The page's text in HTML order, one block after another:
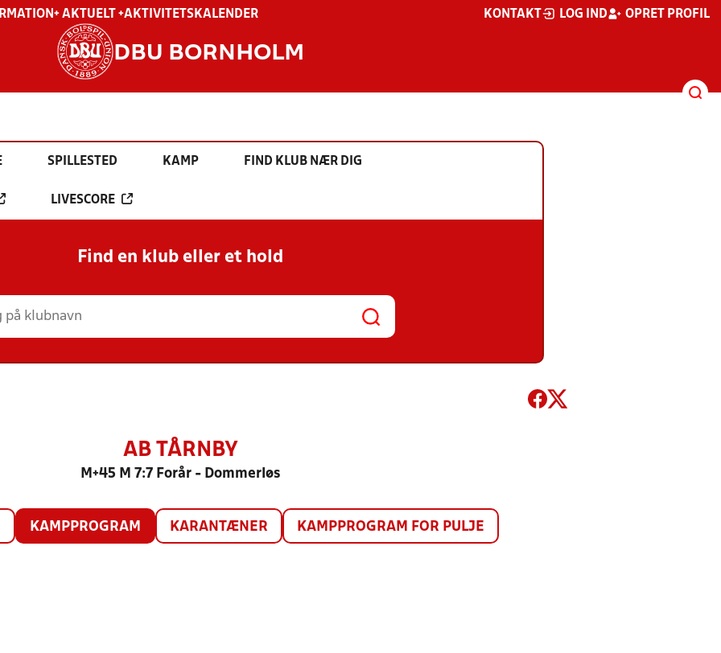
+ AKTUELT +AKTIVITETSKALENDER KONTAKT LOG IND OPRET PROFIL
DBU BORNHOLM
SPILLESTED KAMP FIND KLUB NÆR DIG
LIVESCORE
Find en klub eller et hold
AB TÅRNBY
M+45 M 7:7 Forår - Dommerløs
KAMPPROGRAM KARANTÆNER KAMPPROGRAM FOR PULJE